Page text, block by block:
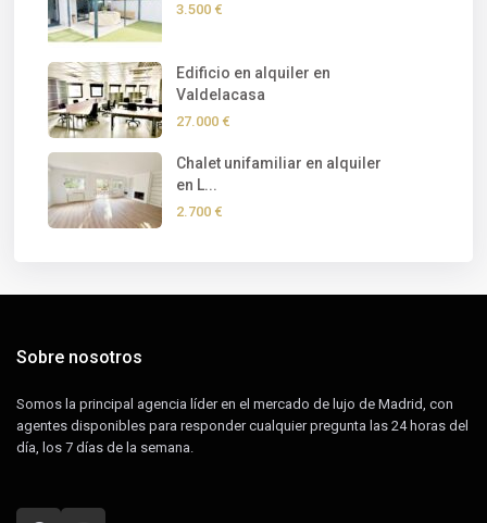
3.500 €
Edificio en alquiler en
Valdelacasa
27.000 €
Chalet unifamiliar en alquiler
en L...
2.700 €
Sobre nosotros
Somos la principal agencia líder en el mercado de lujo de Madrid, con
agentes disponibles para responder cualquier pregunta las 24 horas del
día, los 7 días de la semana.